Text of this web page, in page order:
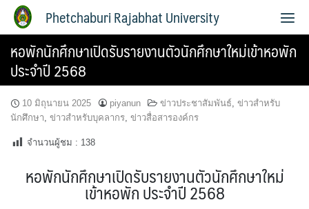
Phetchaburi Rajabhat University
หอพักนักศึกษาเปิดรับรายงานตัวนักศึกษาใหม่เข้าหอพัก
ประจำปี 2568
10 มิถุนายน 2025 piyanun ข่าวประชาสัมพันธ์, ข่าวสำหรับ
นักศึกษา, ข่าวสำหรับบุคลากร, ข่าวสื่อสารองค์กร
จำนวนผู้ชม : 138
หอพักนักศึกษาเปิดรับรายงานตัวนักศึกษาใหม่
เข้าหอพัก ประจำปี 2568